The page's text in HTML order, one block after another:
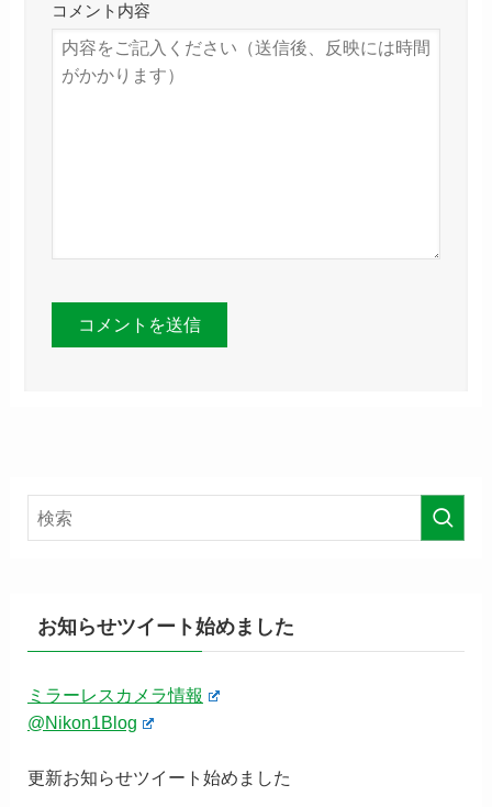
コメント内容
お知らせツイート始めました
ミラーレスカメラ情報
@Nikon1Blog
更新お知らせツイート始めました